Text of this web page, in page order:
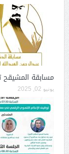
مسابقة المشيقح
يونيو 02, 2025